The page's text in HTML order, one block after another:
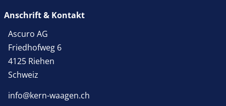
Anschrift & Kontakt
Ascuro AG
Friedhofweg 6
4125 Riehen
Schweiz
info@kern-waagen.ch